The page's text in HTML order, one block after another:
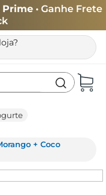
Prime • Ganhe Frete
+ Coco